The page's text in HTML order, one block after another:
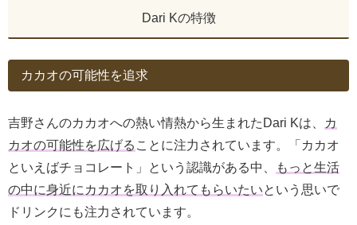
Dari Kの特徴
カカオの可能性を追求
吉野さんのカカオへの熱い情熱から生まれたDari Kは、
カ
カオの可能性を広げる ことに注力されています。「カカオ
といえばチョコレート」という認識がある中、
もっと生活
の中に身近にカカオを取り入れてもらいたいという思いで
ドリンクにも注力されています。